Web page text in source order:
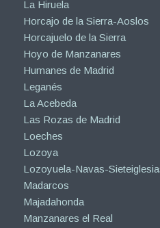
La Hiruela
Horcajo de la Sierra-Aoslos
Horcajuelo de la Sierra
Hoyo de Manzanares
Humanes de Madrid
Leganés
La Acebeda
Las Rozas de Madrid
Loeches
Lozoya
Lozoyuela-Navas-
Madarcos
Majadahonda
Manzanares el Real